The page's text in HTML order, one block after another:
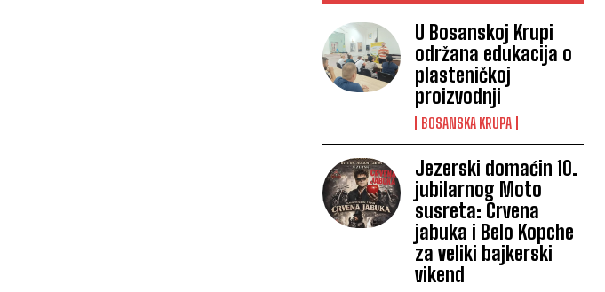
U Bosanskoj Krupi
održana edukacija o
plasteničkoj
proizvodnji
BOSANSKA KRUPA
Jezerski domaćin 10.
jubilarnog Moto
susreta: Crvena
jabuka i Belo Kopche
za veliki bajkerski
vikend